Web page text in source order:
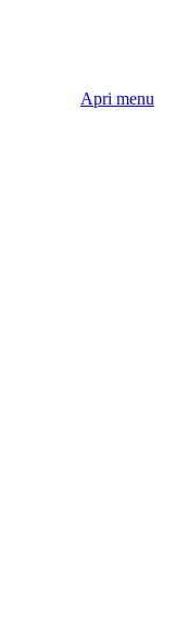
Apri menu